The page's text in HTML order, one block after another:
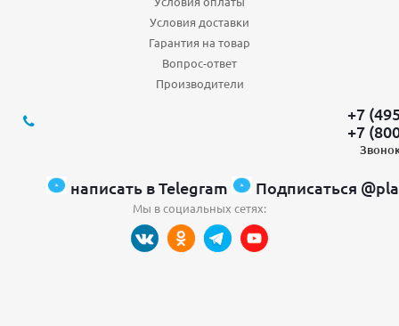
Условия доставки
Гарантия на товар
Вопрос-ответ
Производители
+7
+7
написать в Telegram Подписаться
Мы в социальных сетях: